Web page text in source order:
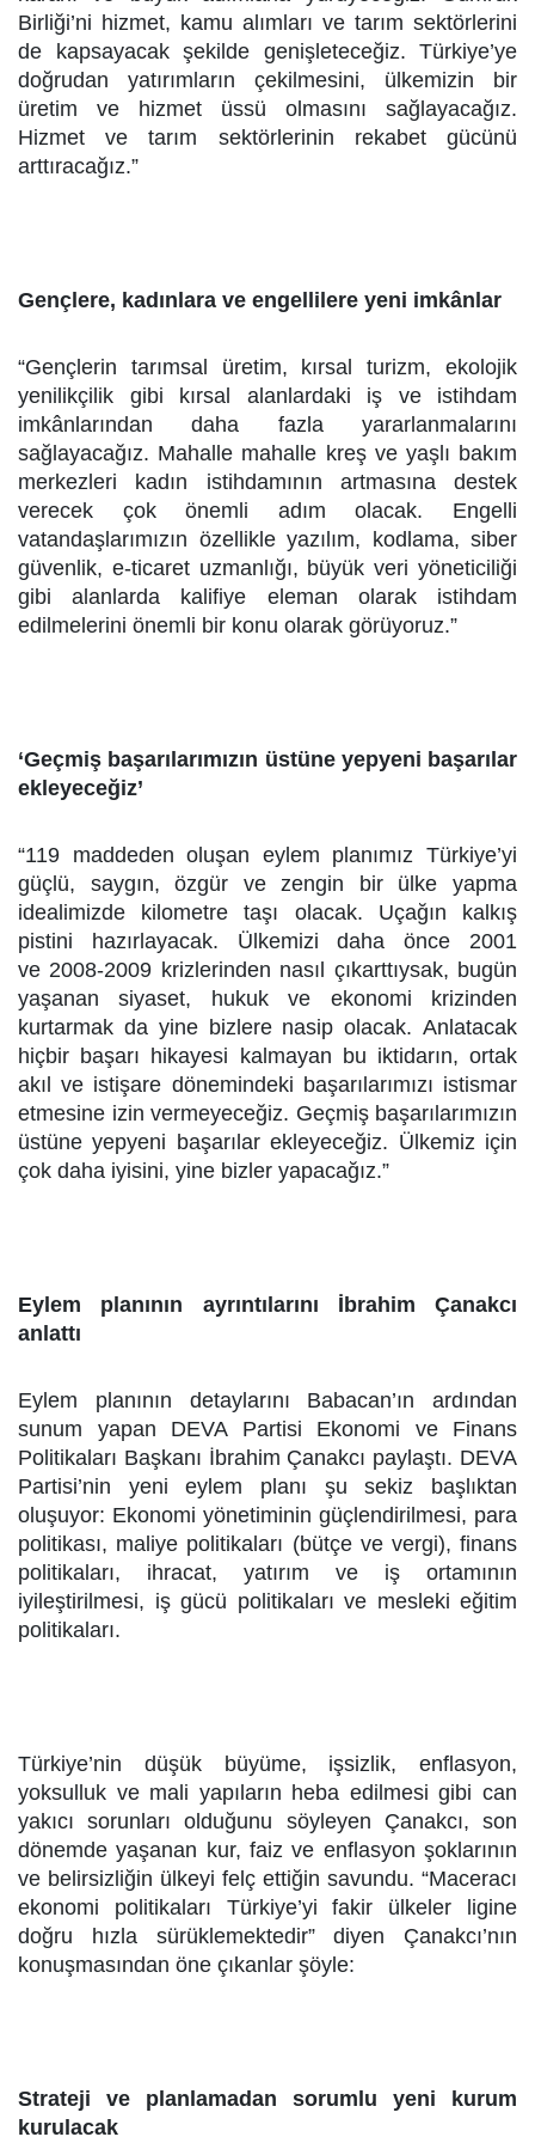
Birliği’ni hizmet, kamu alımları ve tarım sektörlerini
de kapsayacak şekilde genişleteceğiz. Türkiye’ye
doğrudan yatırımların çekilmesini, ülkemizin bir
üretim ve hizmet üssü olmasını sağlayacağız.
Hizmet ve tarım sektörlerinin rekabet gücünü
arttıracağız.”
Gençlere, kadınlara ve engellilere yeni imkânlar
“Gençlerin tarımsal üretim, kırsal turizm, ekolojik
yenilikçilik gibi kırsal alanlardaki iş ve istihdam
imkânlarından daha fazla yararlanmalarını
sağlayacağız. Mahalle mahalle kreş ve yaşlı bakım
merkezleri kadın istihdamının artmasına destek
verecek çok önemli adım olacak. Engelli
vatandaşlarımızın özellikle yazılım, kodlama, siber
güvenlik, e-ticaret uzmanlığı, büyük veri yöneticiliği
gibi alanlarda kalifiye eleman olarak istihdam
edilmelerini önemli bir konu olarak görüyoruz.”
‘Geçmiş başarılarımızın üstüne yepyeni başarılar
ekleyeceğiz’
“119 maddeden oluşan eylem planımız Türkiye’yi
güçlü, saygın, özgür ve zengin bir ülke yapma
idealimizde kilometre taşı olacak. Uçağın kalkış
pistini hazırlayacak. Ülkemizi daha önce 2001
ve 2008-2009 krizlerinden nasıl çıkarttıysak, bugün
yaşanan siyaset, hukuk ve ekonomi krizinden
kurtarmak da yine bizlere nasip olacak. Anlatacak
hiçbir başarı hikayesi kalmayan bu iktidarın, ortak
akıl ve istişare dönemindeki başarılarımızı istismar
etmesine izin vermeyeceğiz. Geçmiş başarılarımızın
üstüne yepyeni başarılar ekleyeceğiz. Ülkemiz için
çok daha iyisini, yine bizler yapacağız.”
Eylem planının ayrıntılarını İbrahim Çanakcı
anlattı
Eylem planının detaylarını Babacan’ın ardından
sunum yapan DEVA Partisi Ekonomi ve Finans
Politikaları Başkanı İbrahim Çanakcı paylaştı. DEVA
Partisi’nin yeni eylem planı şu sekiz başlıktan
oluşuyor: Ekonomi yönetiminin güçlendirilmesi, para
politikası, maliye politikaları (bütçe ve vergi), finans
politikaları, ihracat, yatırım ve iş ortamının
iyileştirilmesi, iş gücü politikaları ve mesleki eğitim
politikaları.
Türkiye’nin düşük büyüme, işsizlik, enflasyon,
yoksulluk ve mali yapıların heba edilmesi gibi can
yakıcı sorunları olduğunu söyleyen Çanakcı, son
dönemde yaşanan kur, faiz ve enflasyon şoklarının
ve belirsizliğin ülkeyi felç ettiğin savundu. “Maceracı
ekonomi politikaları Türkiye’yi fakir ülkeler ligine
doğru hızla sürüklemektedir” diyen Çanakcı’nın
konuşmasından öne çıkanlar şöyle:
Strateji ve planlamadan sorumlu yeni kurum
kurulacak